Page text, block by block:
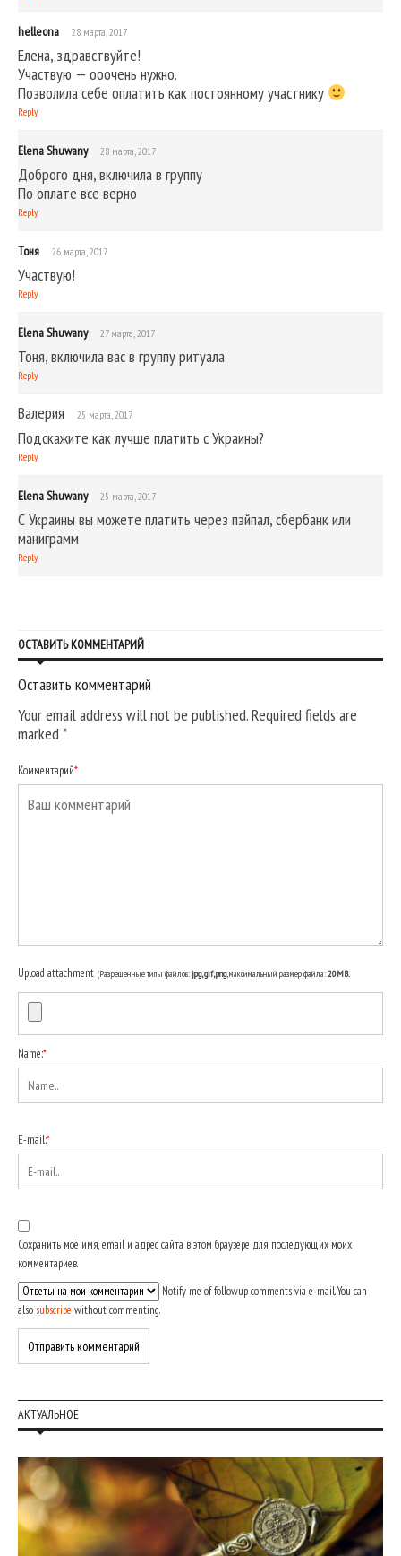
helleona 28 марта, 2017
Елена, здравствуйте!
Участвую — ооочень нужно.
Позволила себе оплатить как постоянному участнику
Reply
Elena Shuwany 28 марта, 2017
Доброго дня, включила в группу
По оплате все верно
Reply
Тоня 26 марта, 2017
Участвую!
Reply
Elena Shuwany 27 марта, 2017
Тоня, включила вас в группу ритуала
Reply
Валерия 25 марта, 2017
Подскажите как лучше платить с Украины?
Reply
Elena Shuwany 25 марта, 2017
С Украины вы можете платить через пэйпал, сбербанк или
маниграмм
Reply
ОСТАВИТЬ КОММЕНТАРИЙ
Оставить комментарий
Your email address will not be published. Required fields are
marked*
Комментарий*
Upload attachment (Разрешенные типы файлов:jpg, gif, png, максимальный размер файла:20MB.
Name:*
E-mail:*
Сохранить моё имя, email и адрес сайта в этом браузере для последующих моих
комментариев.
Notify me of followup comments via e-mail. You can
also subscribe without commenting.
АКТУАЛЬНОЕ